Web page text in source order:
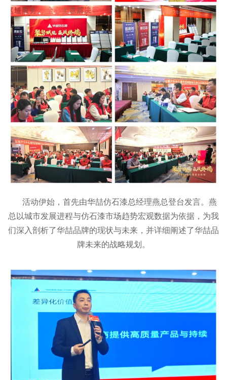
活动伊始，首先由华喆仿石漆总经理燕总登台发言。燕
总以城市发展进程与仿石漆市场趋势宏观数据为依据，为我
们深入剖析了华喆品牌的现状与未来，并详细阐述了华喆品
牌未来的战略规划。